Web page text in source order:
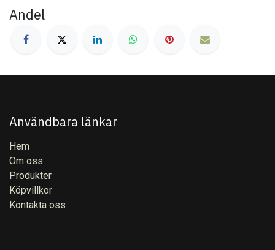
Andel
Användbara länkar
Hem
Om oss
Produkter
Köpvillkor
Kontakta oss